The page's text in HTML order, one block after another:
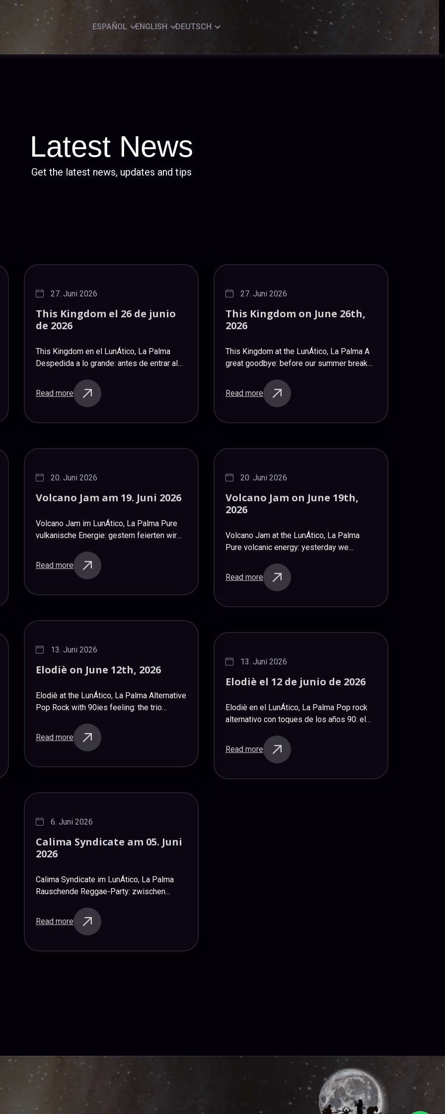
ESPAÑOL ENGLISH DEUTSCH
Latest News
Get the latest news, updates and tips
27. Juni 2026
This Kingdom el 26 de junio
de 2026
This Kingdom en el LunÁtico, La Palma
Despedida a lo grande: antes de entrar al
roquera de las grandes – This Kingdom,
una banda…
Read more
27. Juni 2026
This Kingdom on June 26th,
2026
This Kingdom at the LunÁtico, La Palma A
great goodbye: before our summer break
This Kingdom, a band from Gran Canaria,…
Read more
20. Juni 2026
Volcano Jam am 19. Juni 2026
Volcano Jam im LunÁtico, La Palma Pure
vulkanische Energie: gestern feierten wir
außergewöhnlichen musikalischen
Beiträgen. Angefangen mit den explosiven
Tajogaites…
Read more
20. Juni 2026
Volcano Jam on June 19th,
2026
Volcano Jam at the LunÁtico, La Palma
Pure volcanic energy: yesterday we
extraordinary musical contributions.
Starting with the explosive originals by
Read more
13. Juni 2026
Elodiè on June 12th, 2026
Elodiè at the LunÁtico, La Palma Alternative
Pop Rock with 90ies feeling: the trio
voice), Rosa (piano and second voice) and
Suso (bass) brought…
Read more
13. Juni 2026
Elodiè el 12 de junio de 2026
Elodiè en el LunÁtico, La Palma Pop rock
alternativo con toques de los años 90: el
y voz), Rosa (piano y coros) y Suso…
Read more
6. Juni 2026
Calima Syndicate am 05. Juni
2026
Calima Syndicate im LunÁtico, La Palma
Rauschende Reggae-Party: zwischen
Turntables, Raps und Gesang erschuf das
Calima Syndicate eine fantastische
klassischen Songs…
Read more